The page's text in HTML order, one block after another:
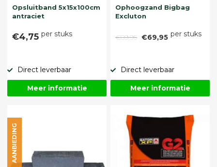
Opsluitband 5x15x100cm
antraciet
€4,75 per stuks
Direct leverbaar
Meer informatie
Ophoogzand Bigbag
Excluton
€89,95 €69,95 per stuks
Direct leverbaar
Meer informatie
AANBIEDING